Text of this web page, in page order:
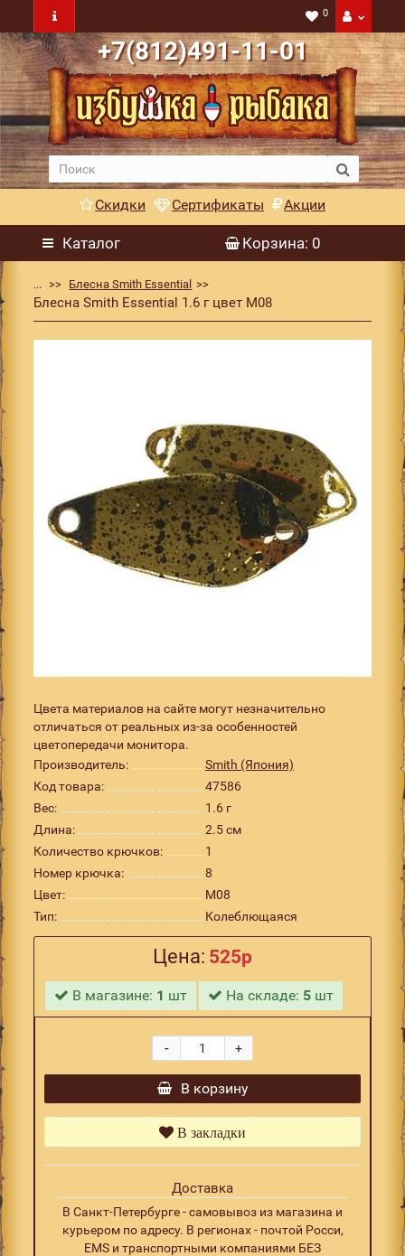
0
+7(812)491-11-01
Скидки Сертификаты Акции
Каталог Корзина: 0
... Блесна Smith Essential
Блесна Smith Essential 1.6 г цвет M08
Цвета материалов на сайте могут незначительно
отличаться от реальных из-за особенностей
цветопередачи монитора.
Производитель:
Smith (Япония)
Код товара:
47586
Вес:
1.6 г
Длина:
2.5 см
Количество крючков:
1
Номер крючка:
8
Цвет:
M08
Тип:
Колеблющаяся
Цена: 525р
В магазине: 1 шт На складе: 5 шт
+
-
В корзину
В закладки
Доставка
В Санкт-Петербурге - самовывоз из магазина и
курьером по адресу. В регионах - почтой Росси,
EMS и транспортными компаниями БЕЗ